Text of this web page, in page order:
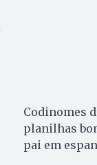
Codinomes
planilhas
pai em